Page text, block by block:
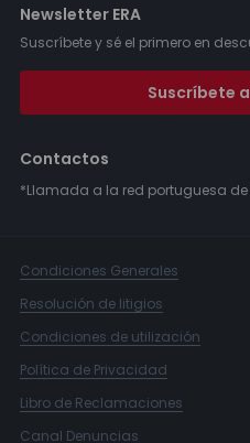
Newsletter ERA
Suscríbete y sé el primero en
Suscríbete
Contactos
*Llamada a la red portuguesa
Condiciones Generales
Resolución de litigios
Condiciones de utilización
Política de Privacidad
Libro de Reclamaciones
Canal Denuncias